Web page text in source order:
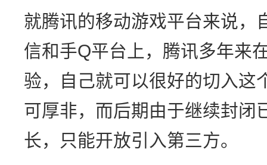
就腾讯的移动游戏平台来说，
信和手Q平台上，腾讯多年来
验，自己就可以很好的切入这
可厚非，而后期由于继续封闭
长，只能开放引入第三方。